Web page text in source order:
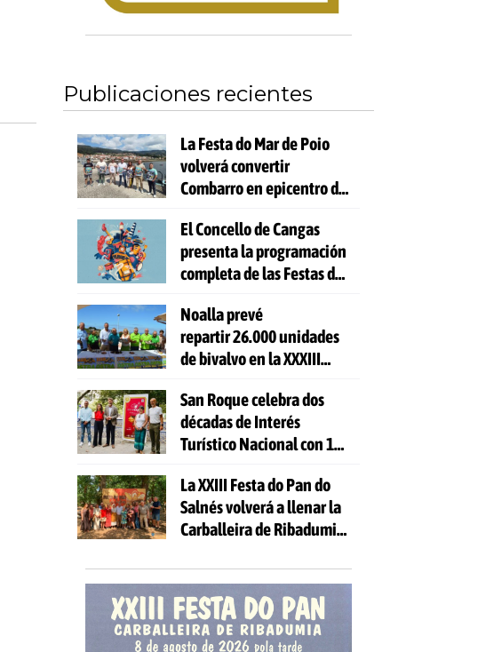
Publicaciones recientes
La Festa do Mar de Poio
volverá convertir
Combarro en epicentro de
El Concello de Cangas
presenta la programación
completa de las Festas do
Noalla prevé
repartir 26.000 unidades
de bivalvo en la XXXIII
San Roque celebra dos
décadas de Interés
Turístico Nacional con 10
actividades gratuitas
La XXIII Festa do Pan do
Salnés volverá a llenar la
Carballeira de Ribadumia
y actividades para todas
las edades